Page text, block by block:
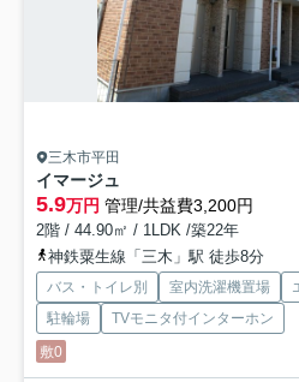
三木市平田
イマージュ
5.9万円 管理/共益費3,200円
2階 / 44.90㎡ / 1LDK /築22年
神鉄粟生線「三木」駅 徒歩8分
バス・トイレ別 室内洗濯機置場
駐輪場
TVモニタ付インターホン
敷0